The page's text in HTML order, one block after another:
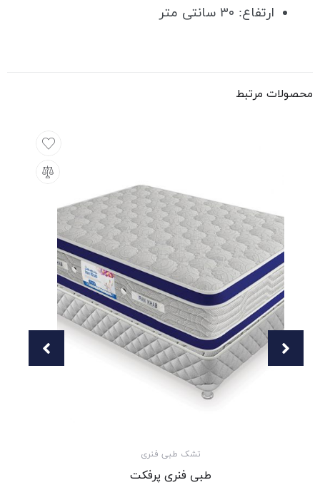
ارتفاع: ۳۰ سانتی متر
محصولات مرتبط
تشک طبی فنری
طبی فنری پرفکت